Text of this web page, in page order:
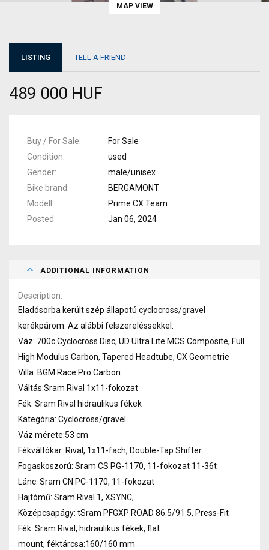
MAP VIEW
LISTING TELL A FRIEND
489 000 HUF
Buy / For Sale
For Sale
Condition
used
Gender
male/unisex
Bike brand
BERGAMONT
Modell
Prime CX Team
Posted
Jan 06, 2024
ADDITIONAL INFORMATION
Description
Eladósorba került szép állapotú cyclocross/gravel
kerékpárom. Az alábbi felszereléssekkel:
Váz: 700c Cyclocross Disc, UD Ultra Lite MCS Composite, Full
High Modulus Carbon, Tapered Headtube, CX Geometrie
Villa: BGM Race Pro Carbon
Váltás:Sram Rival 1x11-fokozat
Fék: Sram Rival hidraulikus fékek
Kategória: Cyclocross/gravel
Váz mérete:53 cm
Fékváltókar: Rival, 1x11-fach, Double-Tap Shifter
Fogaskoszorú: Sram CS PG-1170, 11-fokozat 11-36t
Lánc: Sram CN PC-1170, 11-fokozat
Hajtómű: Sram Rival 1, XSYNC,
Középcsapágy: tSram PFGXP ROAD 86.5/91.5, Press-Fit
Fék: Sram Rival, hidraulikus fékek, flat
mount, féktárcsa:160/160 mm